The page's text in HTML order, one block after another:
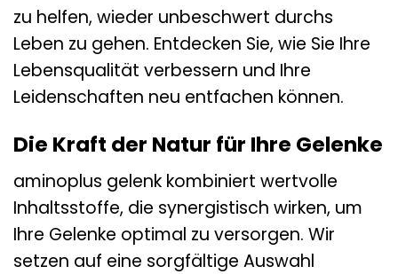
zu helfen, wieder unbeschwert durchs
Leben zu gehen. Entdecken Sie, wie Sie Ihre
Lebensqualität verbessern und Ihre
Leidenschaften neu entfachen können.
Die Kraft der Natur für Ihre Gelenke
aminoplus gelenk kombiniert wertvolle
Inhaltsstoffe, die synergistisch wirken, um
Ihre Gelenke optimal zu versorgen. Wir
setzen auf eine sorgfältige Auswahl